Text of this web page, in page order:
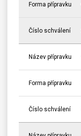
Forma přípravku
Číslo schválení
Název přípravku
Forma přípravku
Číslo schválení